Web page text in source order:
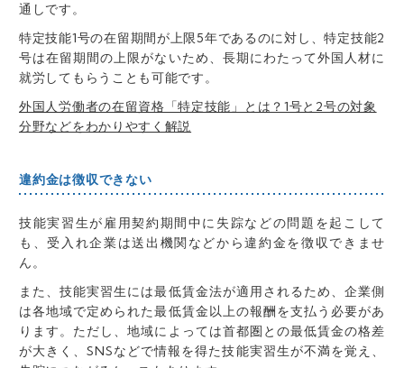
通しです。
特定技能1号の在留期間が上限5年であるのに対し、特定技能2
号は在留期間の上限がないため、長期にわたって外国人材に
就労してもらうことも可能です。
外国人労働者の在留資格「特定技能」とは？1号と2号の対象
分野などをわかりやすく解説
違約金は徴収できない
技能実習生が雇用契約期間中に失踪などの問題を起こして
も、受入れ企業は送出機関などから違約金を徴収できませ
ん。
また、技能実習生には最低賃金法が適用されるため、企業側
は各地域で定められた最低賃金以上の報酬を支払う必要があ
ります。ただし、地域によっては首都圏との最低賃金の格差
が大きく、SNSなどで情報を得た技能実習生が不満を覚え、